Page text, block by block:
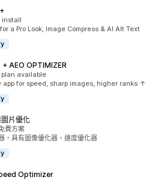
install
a Pro Look, Image Compress & AI Alt Text
+ AEO OPTIMIZER
plan available
app for speed, sharp images, higher ranks ↑
片優化
費方案
，具有圖像優化器、速度優化器
Optimizer